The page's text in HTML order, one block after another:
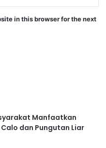
in this browser for the next
Manfaatkan
dan Pungutan Liar